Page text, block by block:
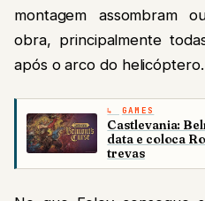
montagem assombram
obra, principalmente
após o arco do helicóptero.
GAMES
Castlevania:
data e coloca
trevas